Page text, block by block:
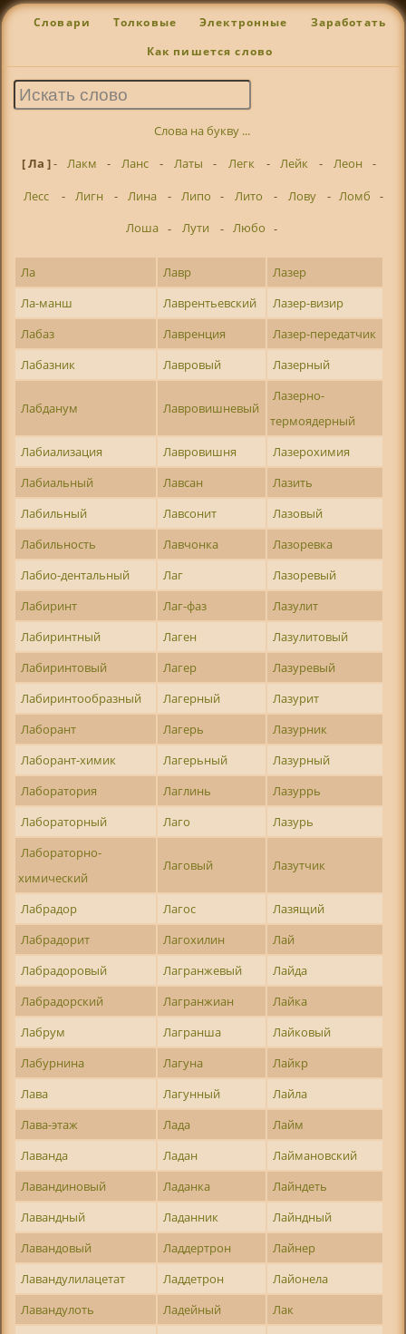
Словари Толковые Электронные Заработать
Как пишется слово
Слова на букву ...
[ Ла ]- Лакм - Ланс - Латы - Легк - Лейк - Леон
-
Лесс
- Лигн - Лина - Липо - Лито - Лову - Ломб
-
Лоша - Лути - Любо -
Ла Лавр
Лазер
Ла-манш
Лаврентьевский
Лазер-визир
Лабаз
Лавренция
Лазер-передатчик
Лабазник
Лавровый Лазерный
Лабданум Лавровишневый
Лазерно-
термоядерный
Лабиализация
Лавровишня
Лазерохимия
Лабиальный
Лавсан
Лазить
Лабильный
Лавсонит
Лазовый
Лабильность
Лавчонка
Лазоревка
Лабио-дентальный
Лаг
Лазоревый
Лабиринт
Лаг-фаз
Лазулит
Лабиринтный
Лаген
Лазулитовый
Лабиринтовый
Лагер
Лазуревый
Лабиринтообразный
Лагерный
Лазурит
Лаборант
Лагерь
Лазурник
Лаборант-химик
Лагерьный
Лазурный
Лаборатория
Лаглинь
Лазуррь
Лабораторный
Лаго
Лазурь
Лабораторно-
химический
Лаговый Лазутчик
Лабрадор Лагос
Лазящий
Лабрадорит
Лагохилин
Лай
Лабрадоровый
Лагранжевый
Лайда
Лабрадорский
Лагранжиан
Лайка
Лабрум
Лагранша
Лайковый
Лабурнина
Лагуна
Лайкр
Лава
Лагунный
Лайла
Лава-этаж
Лада
Лайм
Лаванда
Ладан
Лаймановский
Лавандиновый
Ладанка
Лайндеть
Лавандный
Ладанник
Лайндный
Лавандовый
Ладдертрон
Лайнер
Лавандулилацетат
Ладдетрон
Лайонела
Лавандулоть
Ладейный
Лак